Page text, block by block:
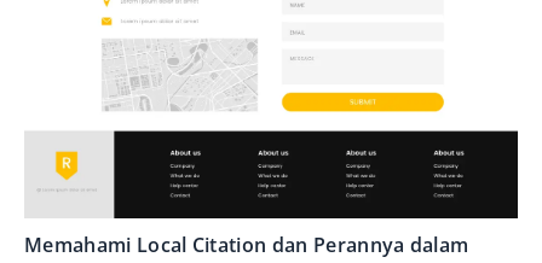
Memahami Local Citation dan Perannya dalam